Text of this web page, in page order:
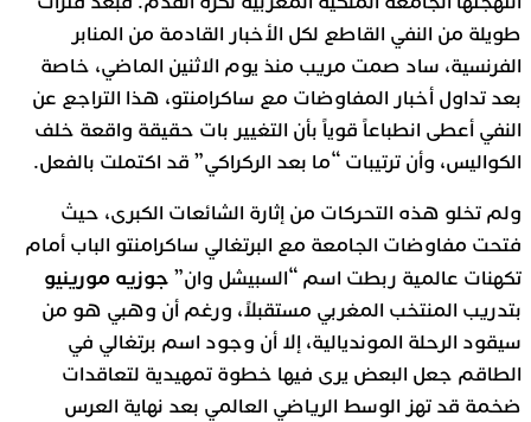
طويلة من النفي القاطع لكل الأخبار القادمة من المنابر
الفرنسية، ساد صمت مريب منذ يوم الاثنين الماضي، خاصة
بعد تداول أخبار المفاوضات مع ساكرامنتو، هذا التراجع عن
النفي أعطى انطباعاً قوياً بأن التغيير بات حقيقة واقعة خلف
الكواليس، وأن ترتيبات “ما بعد الركراكي” قد اكتملت بالفعل.
ولم تخلو هذه التحركات من إثارة الشائعات الكبرى، حيث
فتحت مفاوضات الجامعة مع البرتغالي ساكرامنتو الباب أمام
تكهنات عالمية ربطت اسم “السبيشل وان” جوزيه مورينيو
بتدريب المنتخب المغربي مستقبلاً، ورغم أن وهبي هو من
سيقود الرحلة المونديالية، إلا أن وجود اسم برتغالي في
الطاقم جعل البعض يرى فيها خطوة تمهيدية لتعاقدات
ضخمة قد تهز الوسط الرياضي العالمي بعد نهاية العرس